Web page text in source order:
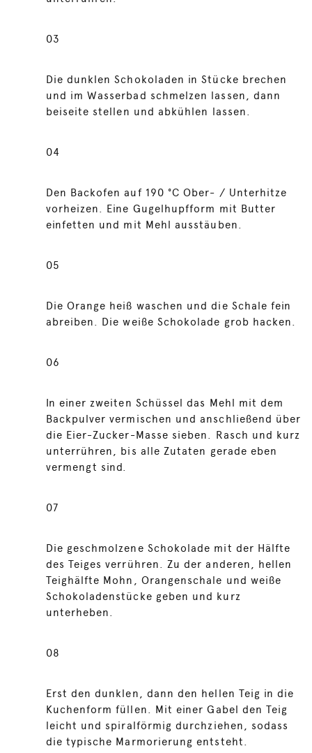
03
Die dunklen Schokoladen in Stücke brechen
und im Wasserbad schmelzen lassen, dann
beiseite stellen und abkühlen lassen.
04
Den Backofen auf 190 °C Ober- / Unterhitze
vorheizen. Eine Gugelhupfform mit Butter
einfetten und mit Mehl ausstäuben.
05
Die Orange heiß waschen und die Schale fein
abreiben. Die weiße Schokolade grob hacken.
06
In einer zweiten Schüssel das Mehl mit dem
Backpulver vermischen und anschließend über
die Eier-Zucker-Masse sieben. Rasch und kurz
unterrühren, bis alle Zutaten gerade eben
vermengt sind.
07
Die geschmolzene Schokolade mit der Hälfte
des Teiges verrühren. Zu der anderen, hellen
Teighälfte Mohn, Orangenschale und weiße
Schokoladenstücke geben und kurz
unterheben.
08
Erst den dunklen, dann den hellen Teig in die
Kuchenform füllen. Mit einer Gabel den Teig
leicht und spiralförmig durchziehen, sodass
die typische Marmorierung entsteht.